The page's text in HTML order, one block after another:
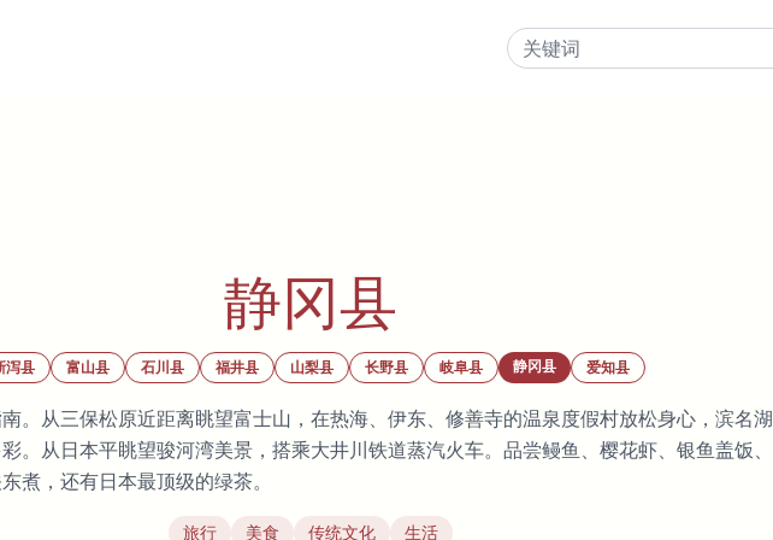
静冈县
泻县 富山县 石川县 福井县 山梨县 长野县 岐阜县 静冈县 爱知县
。从三保松原近距离眺望富士山，在热海、伊东、修善寺的温泉度假村放松身心，滨名湖
。从日本平眺望骏河湾美景，搭乘大井川铁道蒸汽火车。品尝鳗鱼、樱花虾、银鱼盖饭、
煮，还有日本最顶级的绿茶。
旅行 美食 传统文化 生活